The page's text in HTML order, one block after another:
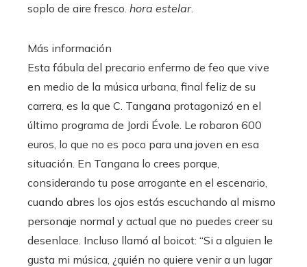
soplo de aire fresco. hora estelar.
Más información
Esta fábula del precario enfermo de feo que vive
en medio de la música urbana, final feliz de su
carrera, es la que C. Tangana protagonizó en el
último programa de Jordi Évole. Le robaron 600
euros, lo que no es poco para una joven en esa
situación. En Tangana lo crees porque,
considerando tu pose arrogante en el escenario,
cuando abres los ojos estás escuchando al mismo
personaje normal y actual que no puedes creer su
desenlace. Incluso llamó al boicot: “Si a alguien le
gusta mi música, ¿quién no quiere venir a un lugar